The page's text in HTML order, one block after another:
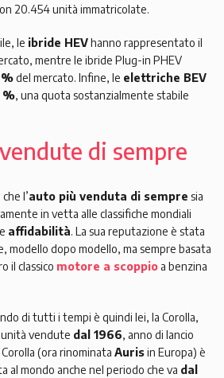
20.454 unità immatricolate.
le ibride HEV hanno rappresentato il
mentre le ibride Plug-in PHEV
del mercato. Infine, le elettriche BEV
%, una quota sostanzialmente stabile
di sempre
l’auto più venduta di sempre sia
in vetta alle classifiche mondiali
affidabilità. La sua reputazione è stata
modello dopo modello, ma sempre basata
il classico motore a scoppio a benzina
di tutti i tempi è quindi lei, la Corolla,
vendute dal 1966, anno di lancio
(ora rinominata Aurisin Europa) è
al mondo anche nel periodo che va dal